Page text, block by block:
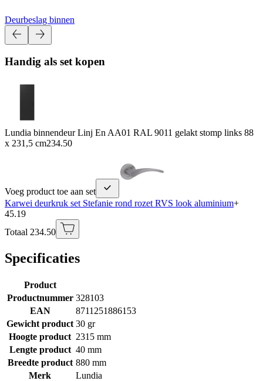
Deurbeslag binnen
Handig als set kopen
Lundia binnendeur Linj En AA01 RAL 9011 gelakt stomp links 88
x 231,5 cm234.50
Voeg product toe aan set
Karwei deurkruk set Stefanie rond rozet RVS look aluminium+
45.19
Totaal 234.50
Specificaties
Product
Productnummer 328103
EAN
8711251886153
Gewicht product 30 gr
Hoogte product 2315 mm
Lengte product 40 mm
Breedte product 880 mm
Merk
Lundia